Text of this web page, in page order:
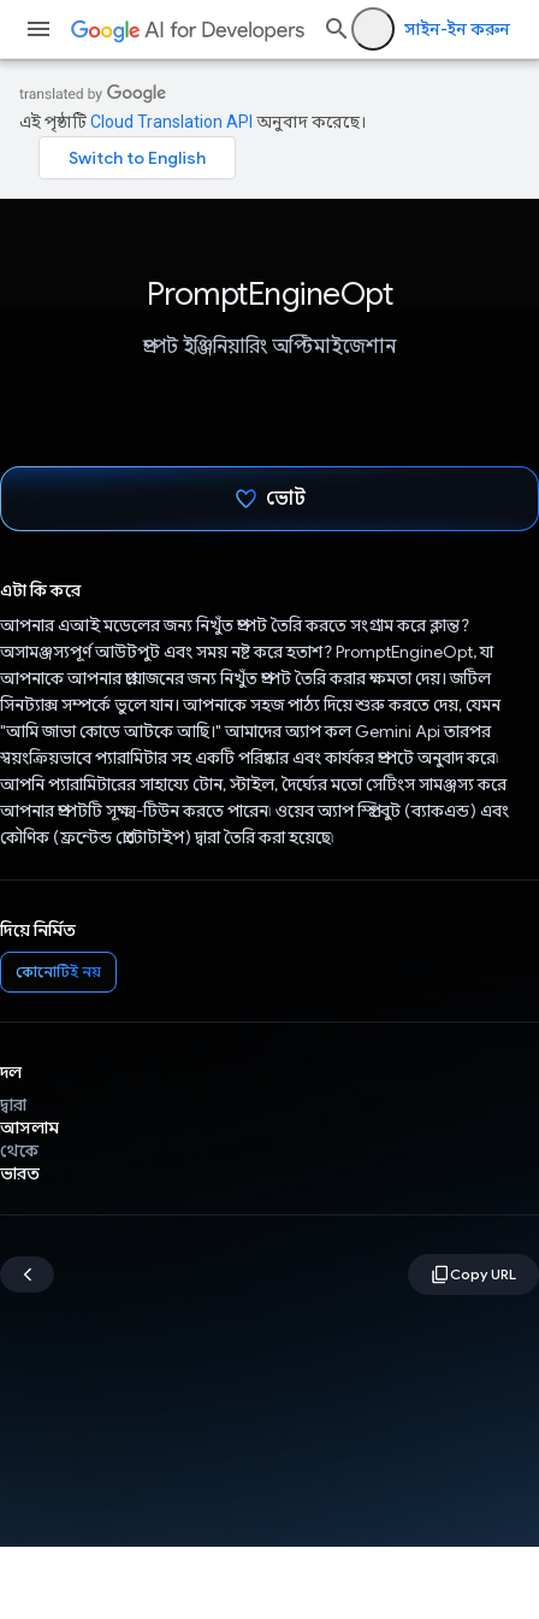
সাইন-ইন করুন
এই পৃষ্ঠাটিCloud Translation API অনুবাদ করেছে।
PromptEngineOpt
প্রম্পট ইঞ্জিনিয়ারিং অপ্টিমাইজেশান
ভোট
এটা কি করে
আপনার এআই মডেলের জন্য নিখুঁত প্রম্পট তৈরি করতে সংগ্রাম করে ক্লান্ত?
অসামঞ্জস্যপূর্ণ আউটপুট এবং সময় নষ্ট করে হতাশ? PromptEngineOpt, যা
আপনাকে আপনার প্রয়োজনের জন্য নিখুঁত প্রম্পট তৈরি করার ক্ষমতা দেয়। জটিল
সিনট্যাক্স সম্পর্কে ভুলে যান। আপনাকে সহজ পাঠ্য দিয়ে শুরু করতে দেয়, যেমন
"আমি জাভা কোডে আটকে আছি।" আমাদের অ্যাপ কল Gemini Api তারপর
স্বয়ংক্রিয়ভাবে প্যারামিটার সহ একটি পরিষ্কার এবং কার্যকর প্রম্পটে অনুবাদ করে৷
আপনি প্যারামিটারের সাহায্যে টোন, স্টাইল, দৈর্ঘ্যের মতো সেটিংস সামঞ্জস্য করে
আপনার প্রম্পটটি সূক্ষ্ম-টিউন করতে পারেন৷ ওয়েব অ্যাপ স্প্রিং বুট (ব্যাকএন্ড) এবং
কৌণিক (ফ্রন্টেন্ড প্রোটোটাইপ) দ্বারা তৈরি করা হয়েছে৷
দিয়ে নির্মিত
কোনোটিই নয়
দল
দ্বারা
আসলাম
থেকে
ভারত